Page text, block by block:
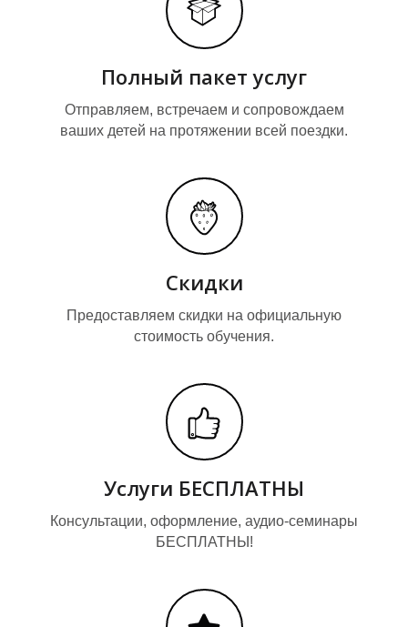
Полный пакет услуг
Отправляем, встречаем и сопровождаем
ваших детей на протяжении всей поездки.
Скидки
Предоставляем скидки на официальную
стоимость обучения.
Услуги БЕСПЛАТНЫ
Консультации, оформление, аудио-семинары
БЕСПЛАТНЫ!